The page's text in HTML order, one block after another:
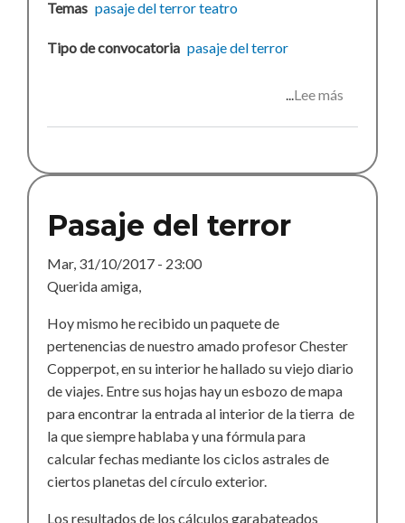
Temas pasaje del terrorteatro
Tipo de convocatoria pasaje del terror
Lee más
terror
2018
Pasaje del terror
Mar, 31/10/2017 - 23:00
Querida amiga,
Hoy mismo he recibido un paquete de
pertenencias de nuestro amado profesor Chester
Copperpot, en su interior he hallado su viejo diario
de viajes. Entre sus hojas hay un esbozo de mapa
para encontrar la entrada al interior de la tierra de
la que siempre hablaba y una fórmula para
calcular fechas mediante los ciclos astrales de
ciertos planetas del círculo exterior.
Los resultados de los cálculos garabateados